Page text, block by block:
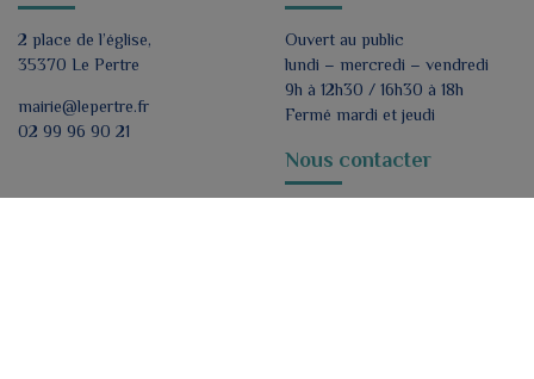
2 place de l’église,
35370 Le Pertre
mairie@lepertre.fr
02 99 96 90 21
Ouvert au public
lundi – mercredi – vendredi
9h à 12h30 / 16h30 à 18h
Fermé mardi et jeudi
Nous contacter